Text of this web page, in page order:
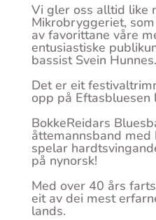
Vi gler oss alltid like
Mikrobryggeriet,
av favorittane våre
entusiastiske
bassist Svein Hunnes.
Det er eit
opp på Eftasbluesen
BokkeReidars
åttemannsband med
spelar
på nynorsk!
Med over 40 års
eit av dei mest
lands.